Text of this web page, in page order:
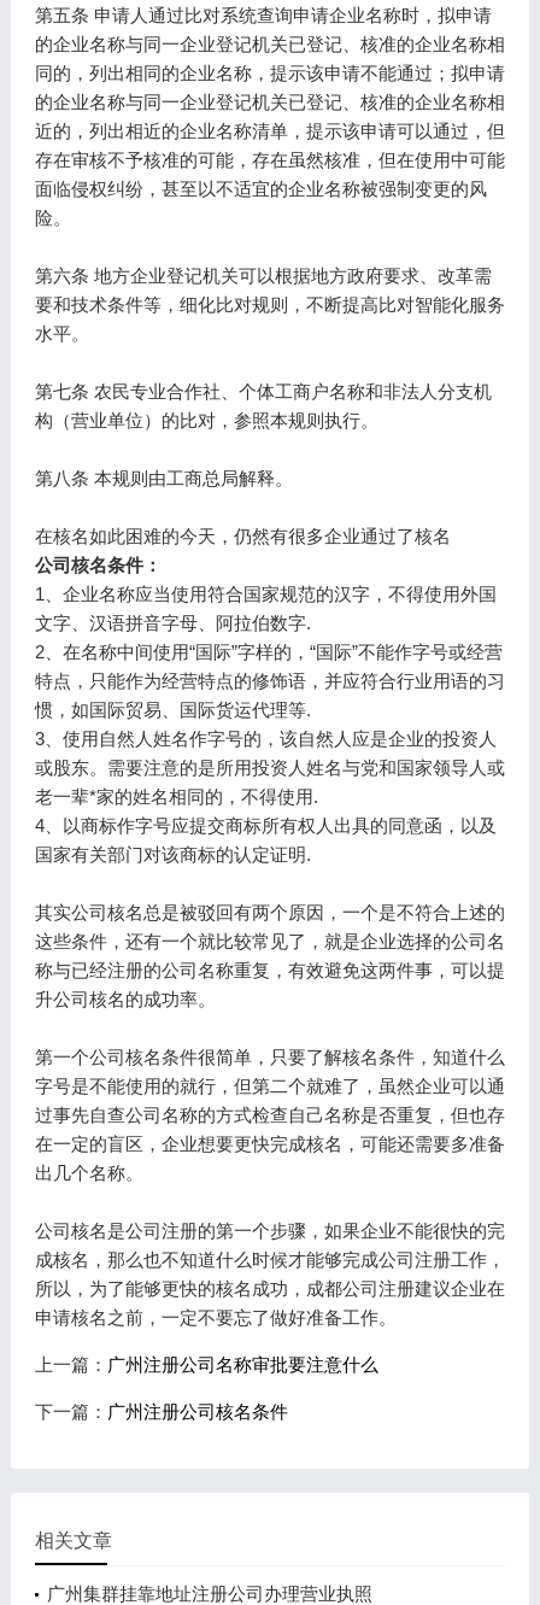
第五条 申请人通过比对系统查询申请企业名称时，拟申请
的企业名称与同一企业登记机关已登记、核准的企业名称相
同的，列出相同的企业名称，提示该申请不能通过；拟申请
的企业名称与同一企业登记机关已登记、核准的企业名称相
近的，列出相近的企业名称清单，提示该申请可以通过，但
存在审核不予核准的可能，存在虽然核准，但在使用中可能
面临侵权纠纷，甚至以不适宜的企业名称被强制变更的风
险。
第六条 地方企业登记机关可以根据地方政府要求、改革需
要和技术条件等，细化比对规则，不断提高比对智能化服务
水平。
第七条 农民专业合作社、个体工商户名称和非法人分支机
构（营业单位）的比对，参照本规则执行。
第八条 本规则由工商总局解释。
在核名如此困难的今天，仍然有很多企业通过了核名
公司核名条件：
1、企业名称应当使用符合国家规范的汉字，不得使用外国
文字、汉语拼音字母、阿拉伯数字.
2、在名称中间使用“国际”字样的，“国际”不能作字号或经营
特点，只能作为经营特点的修饰语，并应符合行业用语的习
惯，如国际贸易、国际货运代理等.
3、使用自然人姓名作字号的，该自然人应是企业的投资人
或股东。需要注意的是所用投资人姓名与党和国家领导人或
老一辈*家的姓名相同的，不得使用.
4、以商标作字号应提交商标所有权人出具的同意函，以及
国家有关部门对该商标的认定证明.
其实公司核名总是被驳回有两个原因，一个是不符合上述的
这些条件，还有一个就比较常见了，就是企业选择的公司名
称与已经注册的公司名称重复，有效避免这两件事，可以提
升公司核名的成功率。
第一个公司核名条件很简单，只要了解核名条件，知道什么
字号是不能使用的就行，但第二个就难了，虽然企业可以通
过事先自查公司名称的方式检查自己名称是否重复，但也存
在一定的盲区，企业想要更快完成核名，可能还需要多准备
出几个名称。
公司核名是公司注册的第一个步骤，如果企业不能很快的完
成核名，那么也不知道什么时候才能够完成公司注册工作，
所以，为了能够更快的核名成功，成都公司注册建议企业在
申请核名之前，一定不要忘了做好准备工作。
上一篇： 广州注册公司名称审批要注意什么
下一篇： 广州注册公司核名条件
相关文章
广州集群挂靠地址注册公司办理营业执照